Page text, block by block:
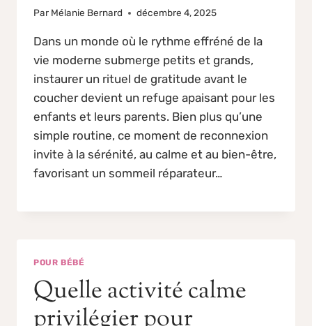
Par Mélanie Bernard décembre 4, 2025
Dans un monde où le rythme effréné de la
vie moderne submerge petits et grands,
instaurer un rituel de gratitude avant le
coucher devient un refuge apaisant pour les
enfants et leurs parents. Bien plus qu’une
simple routine, ce moment de reconnexion
invite à la sérénité, au calme et au bien-être,
favorisant un sommeil réparateur…
POUR BÉBÉ
Quelle activité calme